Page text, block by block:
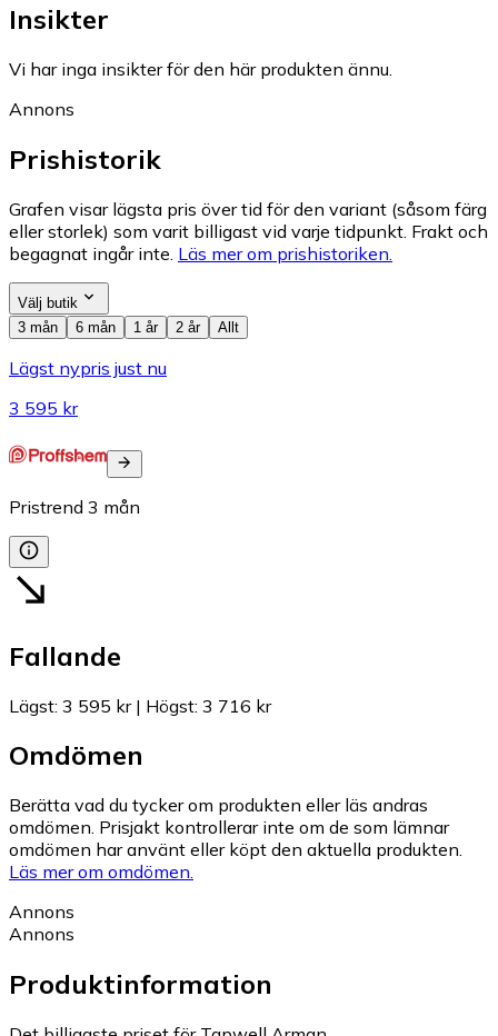
Insikter
Vi har inga insikter för den här produkten ännu.
Annons
Prishistorik
Grafen visar lägsta pris över tid för den variant (såsom färg
eller storlek) som varit billigast vid varje tidpunkt. Frakt och
begagnat ingår inte. Läs mer om prishistoriken.
Välj butik
3 mån
6 mån 1 år 2 år Allt
Lägst nypris just nu
3 595 kr
Pristrend 3 mån
Fallande
Lägst: 3 595 kr| Högst: 3 716 kr
Omdömen
Berätta vad du tycker om produkten eller läs andras
omdömen. Prisjakt kontrollerar inte om de som lämnar
omdömen har använt eller köpt den aktuella produkten.
Läs mer om omdömen.
Annons
Annons
Produktinformation